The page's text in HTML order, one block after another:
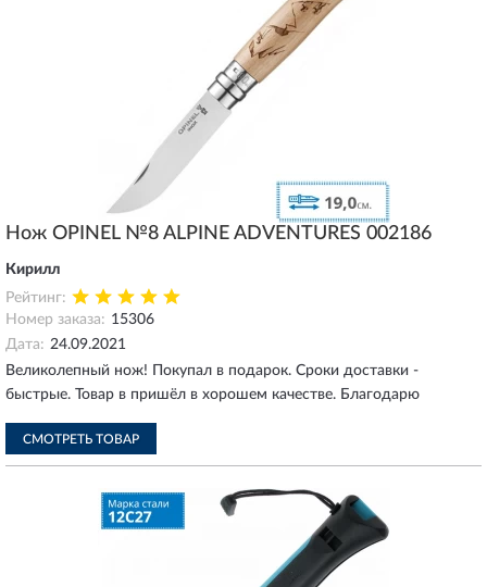
Нож OPINEL №8 ALPINE ADVENTURES 002186
Кирилл
Рейтинг:
Номер заказа: 15306
Дата: 24.09.2021
Великолепный нож! Покупал в подарок. Сроки доставки -
быстрые. Товар в пришёл в хорошем качестве. Благодарю
СМОТРЕТЬ ТОВАР